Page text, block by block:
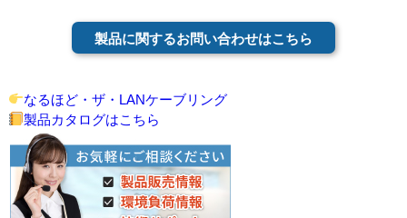
製品に関するお問い合わせはこちら
なるほど・ザ・LANケーブリング
製品カタログはこちら